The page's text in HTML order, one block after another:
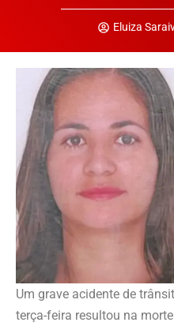
Eluiza
Um grave acidente de
terça-feira resultou na